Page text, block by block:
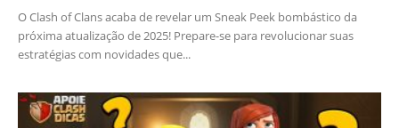
O Clash of Clans acaba de revelar um Sneak Peek bombástico da
próxima atualização de 2025! Prepare-se para revolucionar suas
estratégias com novidades que...